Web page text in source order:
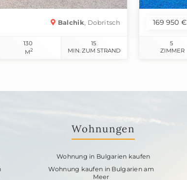
Balchik, Dobritsch
130
M2
15
MIN. ZUM STRAND
169 950 €
5
ZIMMER
Wohnungen
Wohnung in Bulgarien kaufen
Wohnung kaufen in Bulgarien am
Meer